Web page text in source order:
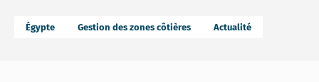
Égypte Gestion des zones côtières Actualité